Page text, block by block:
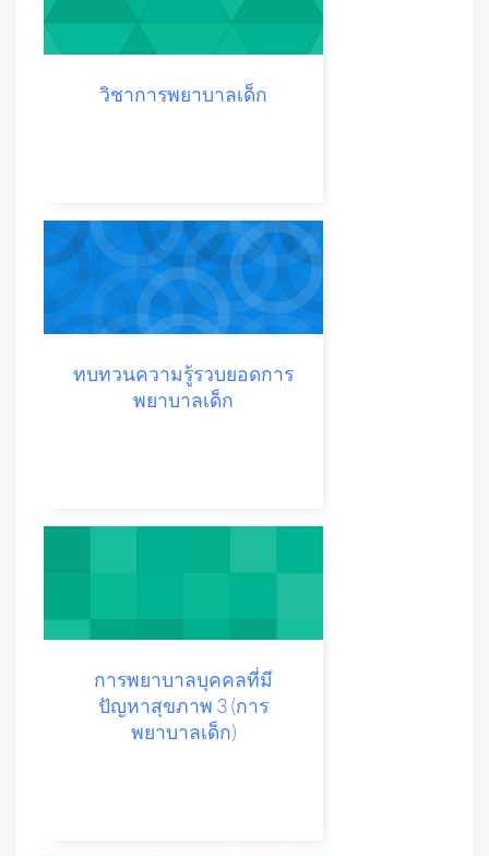
วิชาการพยาบาลเด็ก
ทบทวนความรู้รวบยอดการ
พยาบาลเด็ก
การพยาบาลบุคคลที่มี
ปัญหาสุขภาพ 3 (การ
พยาบาลเด็ก)